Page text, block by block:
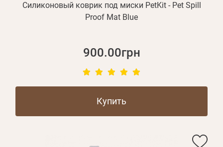
Силиконовый коврик под миски PetKit - Pet Spill
Proof Mat Blue
900.00грн
Купить